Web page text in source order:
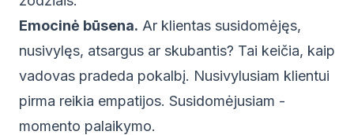
Emocinė būsena. Ar klientas susidomėjęs,
nusivylęs, atsargus ar skubantis? Tai keičia, kaip
vadovas pradeda pokalbį. Nusivylusiam klientui
pirma reikia empatijos. Susidomėjusiam -
momento palaikymo.